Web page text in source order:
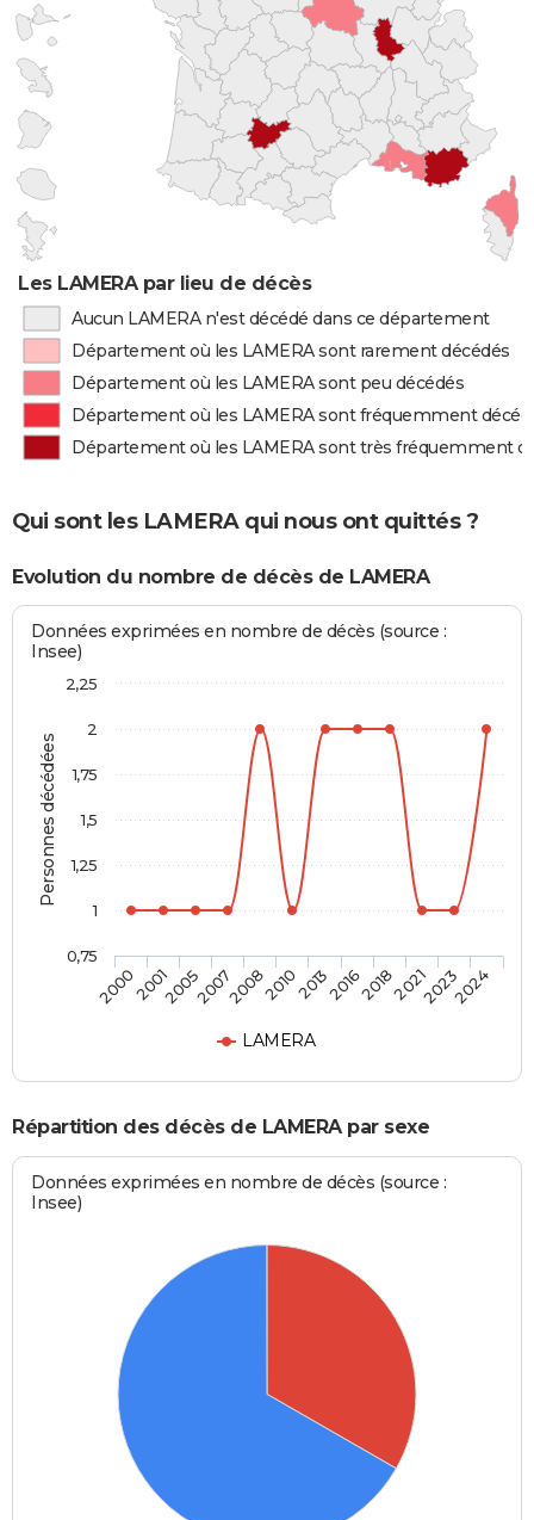
Les LAMERA par lieu de décès
Aucun LAMERA n'est décédé dans ce département
Département où les LAMERA sont rarement décédés
Département où les LAMERA sont peu décédés
Département où les LAMERA sont fréquemment
Département où les LAMERA sont très fréquemment
Qui sont les LAMERA qui nous ont quittés ?
Evolution du nombre de décès de LAMERA
Personnes décédées
Données exprimées en nombre de décès (source :
Insee)
LAMERA
200020012005200720082010201320162018202120232024
0,75
1
1,25
1,5
1,75
2
2,25
Répartition des décès de LAMERA par sexe
Données exprimées en nombre de décès (source :
Insee)